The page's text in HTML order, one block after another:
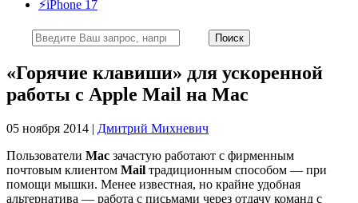
⚡️iPhone 17
«Горячие клавиши» для ускоренной
работы с Apple Mail на Mac
05 ноября 2014 | Дмитрий Михневич
Пользователи Мас зачастую работают с фирменным
почтовым клиентом Mail традиционным способом — при
помощи мышки. Менее известная, но крайне удобная
альтернатива — работа с письмами через отдачу команд с